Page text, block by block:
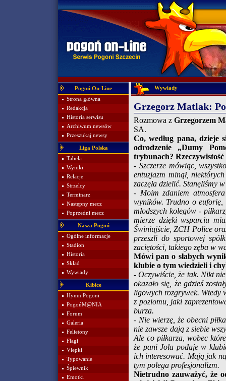
Pogoń On-Line
Strona główna
Redakcja
Historia serwisu
Archiwum newsów
Przeszukaj newsy
Liga Polska
Tabela
Wyniki
Relacje
Strzelcy
Terminarz
Następny mecz
Poprzedni mecz
Nasza Pogoń
Ogólne informacje
Stadion
Historia
Skład
Wywiady
Kibice
Hymn Pogoni
PogońM@NIA
Forum
Galeria
Felietony
Flagi
Vlepki
Typowanie
Śpiewnik
Emotki
Wywiady
Grzegorz Matlak:
Rozmowa zGrzegorzem
SA.
Co, według pana, dzieje
odrodzenie „Dumy
trybunach?
- Szczerze mówiąc,
entuzjazm minął,
zaczęła dzielić. Stanęliśmy
- Moim zdaniem
wyników. Trudno o euforię,
młodszych kolegów -
mierze dzięki wsparciu
Świniujście, ZCH Police
przeszli do sportowej
zaciętości, takiego zęba w
Mówi pan o słabych
klubie o tym wiedzieli i
- Oczywiście, że tak. Nikt
okazało się, że gdzieś
ligowych rozgrywek. Wtedy
z poziomu, jaki
burza.
- Nie wierzę, że obecni
nie zawsze dają z siebie
Ale co piłkarza, wobec
że pani Jola podaje w
ich interesować. Mają jak
tym polega profesjonalizm.
Nietrudno zauważyć, że